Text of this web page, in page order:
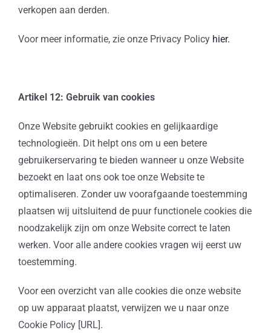
verkopen aan derden.
Voor meer informatie, zie onze Privacy Policy hier.
Artikel 12: Gebruik van cookies
Onze Website gebruikt cookies en gelijkaardige
technologieën. Dit helpt ons om u een betere
gebruikerservaring te bieden wanneer u onze Website
bezoekt en laat ons ook toe onze Website te
optimaliseren. Zonder uw voorafgaande toestemming
plaatsen wij uitsluitend de puur functionele cookies die
noodzakelijk zijn om onze Website correct te laten
werken. Voor alle andere cookies vragen wij eerst uw
toestemming.
Voor een overzicht van alle cookies die onze website
op uw apparaat plaatst, verwijzen we u naar onze
Cookie Policy [URL].